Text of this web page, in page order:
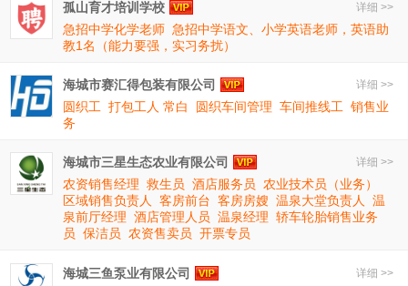
详细 >>
孤山育才培训学校
急招中学化学老师 急招中学语文、小学英语老师，英语助
教1名（能力要强，实习务扰）
详细 >>
海城市赛汇得包装有限公司
圆织工 打包工人 常白 圆织车间管理 车间推线工 销售业
务
详细 >>
海城市三星生态农业有限公司
农资销售经理 救生员 酒店服务员 农业技术员（业务）
区域销售负责人
客房前台 客房房嫂 温泉大堂负责人
温
泉前厅经理 酒店管理人员 温泉经理 轿车轮胎销售业务
员 保洁员 农资售卖员 开票专员
详细 >>
海城三鱼泵业有限公司